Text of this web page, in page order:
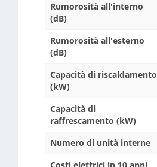
Rumorosità all'interno
(dB)
Rumorosità all'esterno
(dB)
Capacità di riscaldamento
(kW)
Capacità di
raffrescamento (kW)
Numero di unità interne